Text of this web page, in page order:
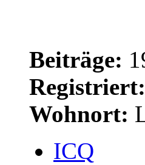
Beiträge:
Registriert:
Wohnort:
ICQ